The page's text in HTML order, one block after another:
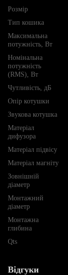
Розмір
Тип кошика
Максимальна
потужність, Вт
Номінальна
потужність
(RMS), Вт
Чутливість, дБ
Опір котушки
Звукова котушка
Матеріал
дифузора
Матеріал підвісу
Матеріал магніту
Зовнішній
діаметр
Монтажний
діаметр
Монтажна
глибина
Qts
Відгуки